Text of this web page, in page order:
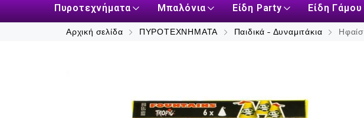
Πυροτεχνήματα Μπαλόνια Είδη Party Είδη
Αρχική σελίδα ΠΥΡΟΤΕΧΝΗΜΑΤΑ Παιδικά - Δυναμιτάκια